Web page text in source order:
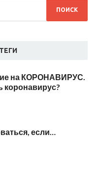
ТЕГИ
на КОРОНАВИРУС.
коронавирус?
если…